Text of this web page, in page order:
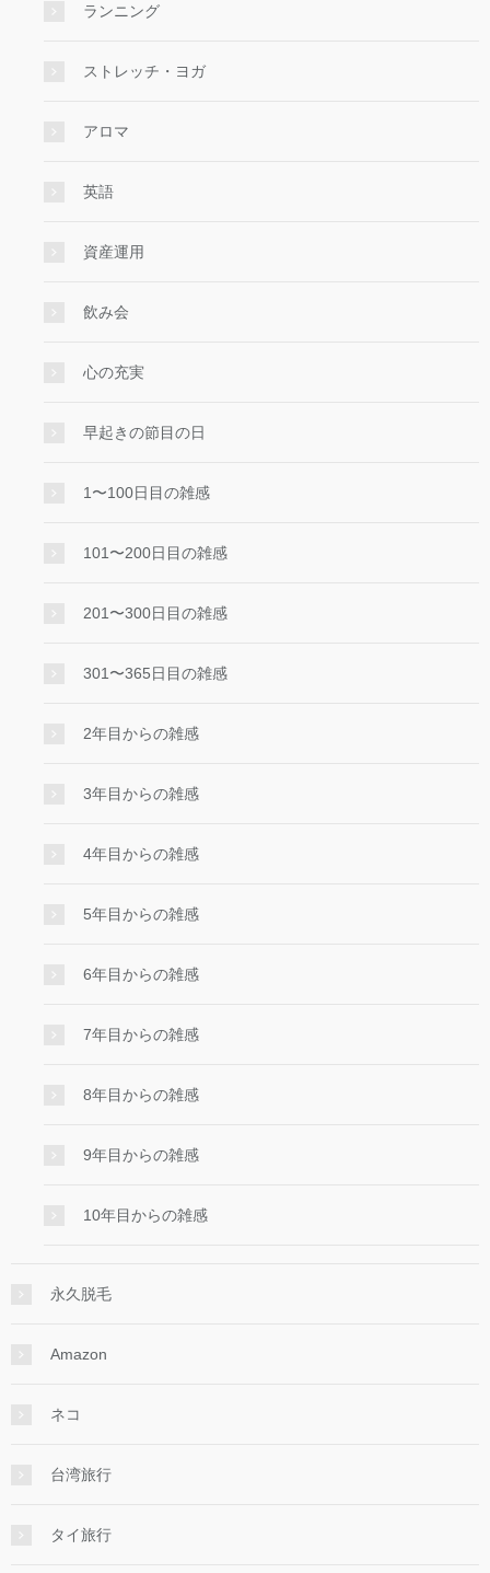
ランニング
ストレッチ・ヨガ
アロマ
英語
資産運用
飲み会
心の充実
早起きの節目の日
1〜100日目の雑感
101〜200日目の雑感
201〜300日目の雑感
301〜365日目の雑感
2年目からの雑感
3年目からの雑感
4年目からの雑感
5年目からの雑感
6年目からの雑感
7年目からの雑感
8年目からの雑感
9年目からの雑感
10年目からの雑感
永久脱毛
Amazon
ネコ
台湾旅行
タイ旅行